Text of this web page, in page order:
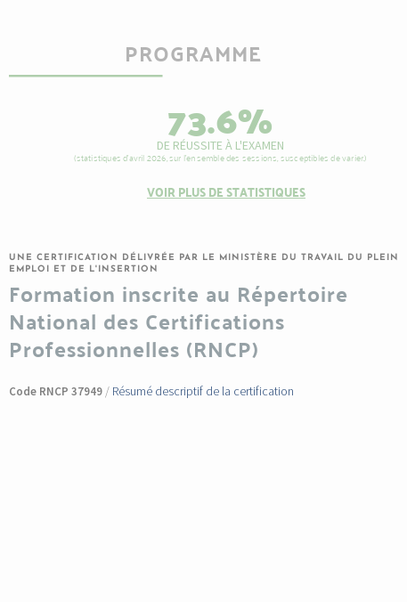
PROGRAMME
DE RÉUSSITE À L'EXAMEN
73.6%
(statistiques d’avril 2026, sur l’ensemble des sessions, susceptibles de varier.)
VOIR PLUS DE STATISTIQUES
UNE CERTIFICATION DÉLIVRÉE PAR LE MINISTÈRE DU TRAVAIL DU PLEIN
EMPLOI ET DE L'INSERTION
Formation inscrite au Répertoire
National des Certifications
Professionnelles (RNCP)
Code RNCP 37949 / Résumé descriptif de la certification